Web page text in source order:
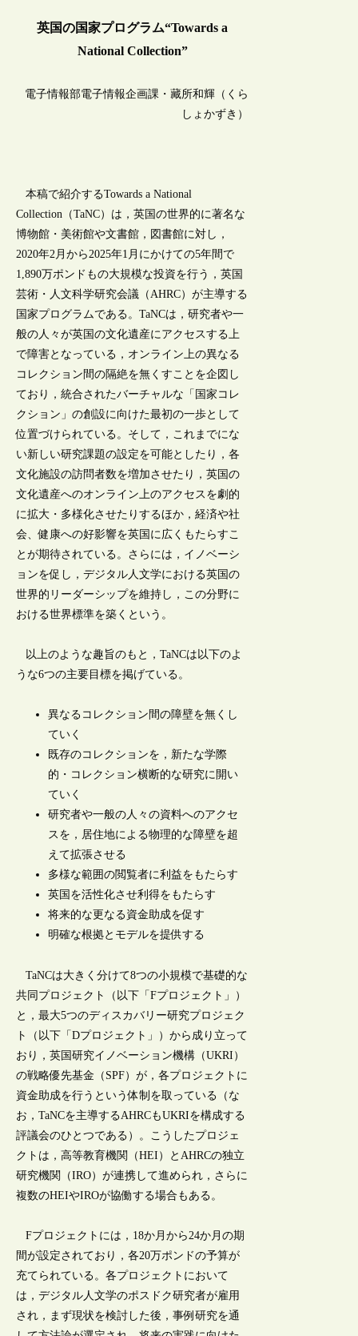
英国の国家プログラム“Towards a
National Collection”
電子情報部電子情報企画課・藏所和輝（くら
しょかずき）
本稿で紹介するTowards a National
Collection（TaNC）は，英国の世界的に著名な
博物館・美術館や文書館，図書館に対し，
2020年2月から2025年1月にかけての5年間で
1,890万ポンドもの大規模な投資を行う，英国
芸術・人文科学研究会議（AHRC）が主導する
国家プログラムである。TaNCは，研究者や一
般の人々が英国の文化遺産にアクセスする上
で障害となっている，オンライン上の異なる
コレクション間の隔絶を無くすことを企図し
ており，統合されたバーチャルな「国家コレ
クション」の創設に向けた最初の一歩として
位置づけられている。そして，これまでにな
い新しい研究課題の設定を可能としたり，各
文化施設の訪問者数を増加させたり，英国の
文化遺産へのオンライン上のアクセスを劇的
に拡大・多様化させたりするほか，経済や社
会、健康への好影響を英国に広くもたらすこ
とが期待されている。さらには，イノベーシ
ョンを促し，デジタル人文学における英国の
世界的リーダーシップを維持し，この分野に
おける世界標準を築くという。
以上のような趣旨のもと，TaNCは以下のよ
うな6つの主要目標を掲げている。
異なるコレクション間の障壁を無くし
ていく
既存のコレクションを，新たな学際
的・コレクション横断的な研究に開い
ていく
研究者や一般の人々の資料へのアクセ
スを，居住地による物理的な障壁を超
えて拡張させる
多様な範囲の閲覧者に利益をもたらす
英国を活性化させ利得をもたらす
将来的な更なる資金助成を促す
明確な根拠とモデルを提供する
TaNCは大きく分けて8つの小規模で基礎的な
共同プロジェクト（以下「Fプロジェクト」）
と，最大5つのディスカバリー研究プロジェク
ト（以下「Dプロジェクト」）から成り立って
おり，英国研究イノベーション機構（UKRI）
の戦略優先基金（SPF）が，各プロジェクトに
資金助成を行うという体制を取っている（な
お，TaNCを主導するAHRCもUKRIを構成する
評議会のひとつである）。こうしたプロジェ
クトは，高等教育機関（HEI）とAHRCの独立
研究機関（IRO）が連携して進められ，さらに
複数のHEIやIROが協働する場合もある。
Fプロジェクトには，18か月から24か月の期
間が設定されており，各20万ポンドの予算が
充てられている。各プロジェクトにおいて
は，デジタル人文学のポスドク研究者が雇用
され，まず現状を検討した後，事例研究を通